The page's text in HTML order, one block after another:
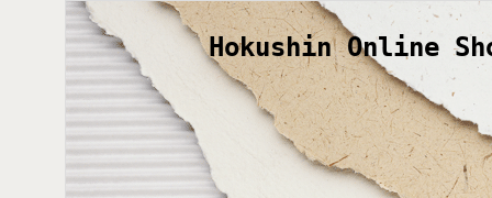
Hokushin Online